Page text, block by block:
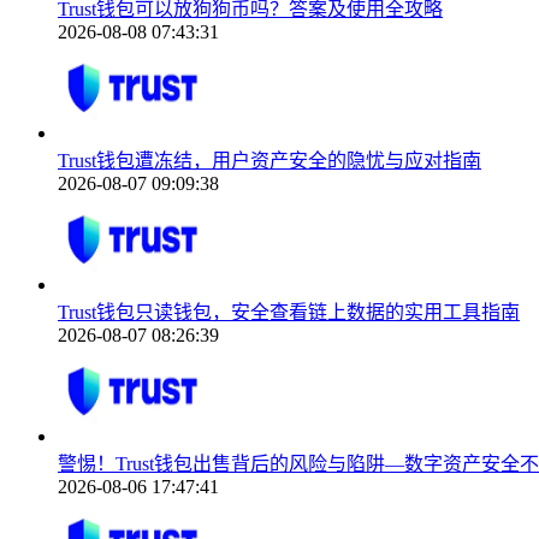
Trust钱包可以放狗狗币吗？答案及使用全攻略
2026-08-08 07:43:31
Trust钱包遭冻结，用户资产安全的隐忧与应对指南
2026-08-07 09:09:38
Trust钱包只读钱包，安全查看链上数据的实用工具指南
2026-08-07 08:26:39
警惕！Trust钱包出售背后的风险与陷阱—数字资产安全
2026-08-06 17:47:41